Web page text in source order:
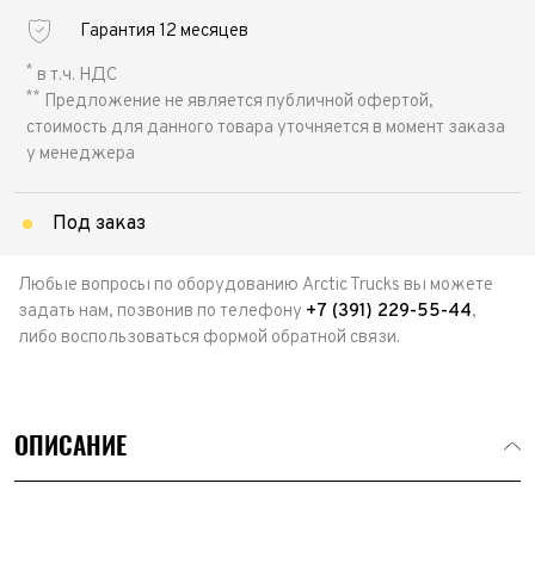
Гарантия 12 месяцев
* в т.ч. НДС
** Предложение не является публичной офертой,
стоимость для данного товара уточняется в момент заказа
у менеджера
Под заказ
Любые вопросы по оборудованию Arctic Trucks вы можете
задать нам, позвонив по телефону +7 (391) 229-55-44,
либо воспользоваться формой обратной связи.
ОПИСАНИЕ